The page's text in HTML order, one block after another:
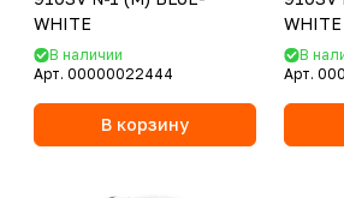
WHITE
В наличии
Арт. 00000022444
В корзину
WHITE
В
Арт.